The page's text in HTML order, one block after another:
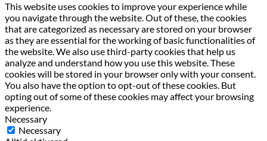
This website uses cookies to improve your experience while
you navigate through the website. Out of these, the cookies
that are categorized as necessary are stored on your browser
as they are essential for the working of basic functionalities of
the website. We also use third-party cookies that help us
analyze and understand how you use this website. These
cookies will be stored in your browser only with your consent.
You also have the option to opt-out of these cookies. But
opting out of some of these cookies may affect your browsing
experience.
Necessary
Necessary